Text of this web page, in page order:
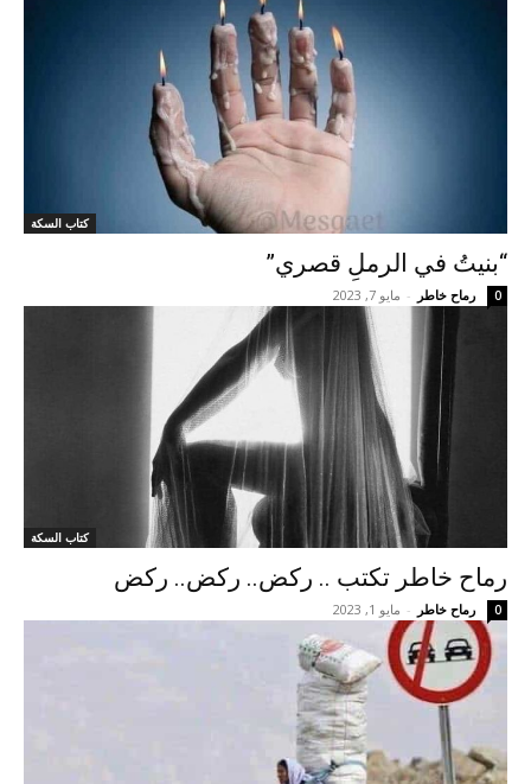
كتاب السكة
“بنيتُ في الرملِ قصري”
رماح خاطر - مايو 7, 2023 0
كتاب السكة
رماح خاطر تكتب .. ركض.. ركض.. ركض
رماح خاطر - مايو 1, 2023 0